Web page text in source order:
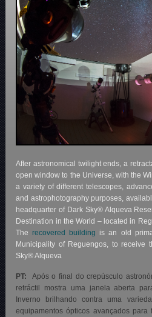
After astronomical twilight ends, a
open window to the Universe, with the
a variety of different telescopes,
and astrophotography purposes,
headquarter of Dark Sky® Alqueva
Destination in the World – located in
Therecovered building is an old
Municipality of Reguengos, to receive
Sky® Alqueva
PT:
Após o final do crepúsculo
retráctil mostra uma janela aberta
Inverno brilhando contra uma
equipamentos ópticos avançados para